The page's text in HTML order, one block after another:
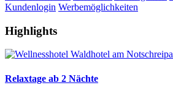
Kundenlogin Werbemöglichkeiten
Highlights
Relaxtage ab 2 Nächte